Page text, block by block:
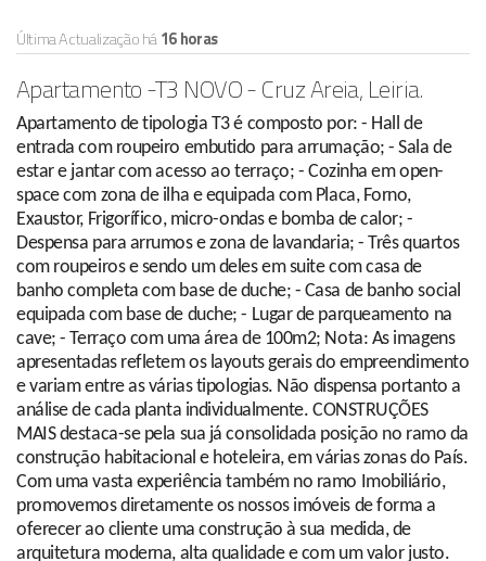
Última Actualização há16 horas
Apartamento -T3 NOVO - Cruz Areia, Leiria.
Apartamento de tipologia T3 é composto por: - Hall de
entrada com roupeiro embutido para arrumação; - Sala de
estar e jantar com acesso ao terraço; - Cozinha em open-
space com zona de ilha e equipada com Placa, Forno,
Exaustor, Frigorífico, micro-ondas e bomba de calor; -
Despensa para arrumos e zona de lavandaria; - Três quartos
com roupeiros e sendo um deles em suite com casa de
banho completa com base de duche; - Casa de banho social
equipada com base de duche; - Lugar de parqueamento na
cave; - Terraço com uma área de 100m2; Nota: As imagens
apresentadas refletem os layouts gerais do empreendimento
e variam entre as várias tipologias. Não dispensa portanto a
análise de cada planta individualmente. CONSTRUÇÕES
MAIS destaca-se pela sua já consolidada posição no ramo da
construção habitacional e hoteleira, em várias zonas do País.
Com uma vasta experiência também no ramo Imobiliário,
promovemos diretamente os nossos imóveis de forma a
oferecer ao cliente uma construção à sua medida, de
arquitetura moderna, alta qualidade e com um valor justo.